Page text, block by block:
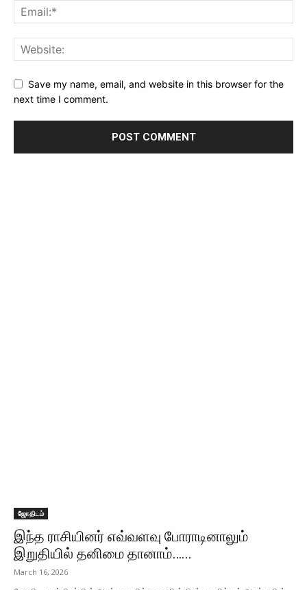
Save my name, email, and website in this browser for the
next time I comment.
ஜோதிடம்
இந்த ராசியினர் எவ்வளவு போராடினாலும்
இறுதியில் தனிமை தானாம்…...
March 16, 2026